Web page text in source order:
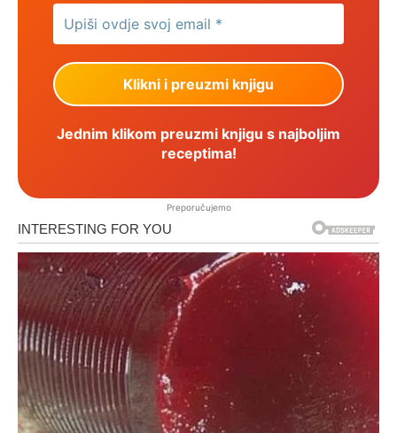
Jednim klikom preuzmi knjigu s najboljim
receptima!
Preporučujemo